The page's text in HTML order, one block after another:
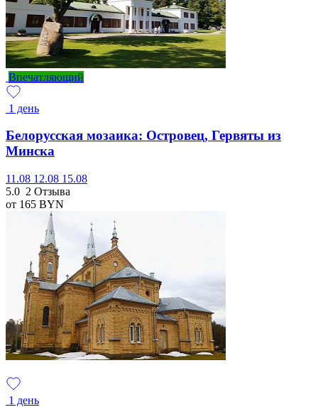
Впечатляющий
1 день
Белорусская мозаика: Островец, Гервяты из
Минска
11.08 12.08 15.08
5.0 2 Отзыва
от 165 BYN
1 день